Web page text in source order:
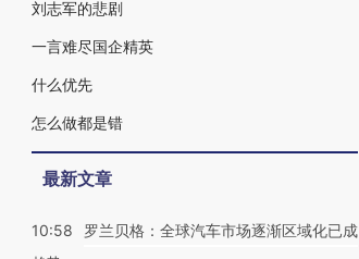
刘志军的悲剧
一言难尽国企精英
什么优先
怎么做都是错
最新文章
10:58
罗兰贝格：全球汽车市场逐渐区域化已成